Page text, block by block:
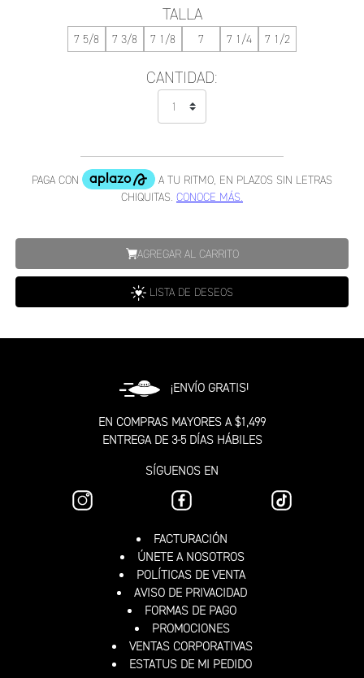
TALLA
7 5/8 7 3/8 7 1/8 7 7 1/4 7 1/2
CANTIDAD:
AGREGAR AL CARRITO
LISTA DE DESEOS
¡ENVÍO GRATIS!
EN COMPRAS MAYORES A $1,499
ENTREGA DE 3-5 DÍAS HÁBILES
SÍGUENOS EN
FACTURACIÓN
ÚNETE A NOSOTROS
POLÍTICAS DE VENTA
AVISO DE PRIVACIDAD
FORMAS DE PAGO
PROMOCIONES
VENTAS CORPORATIVAS
ESTATUS DE MI PEDIDO